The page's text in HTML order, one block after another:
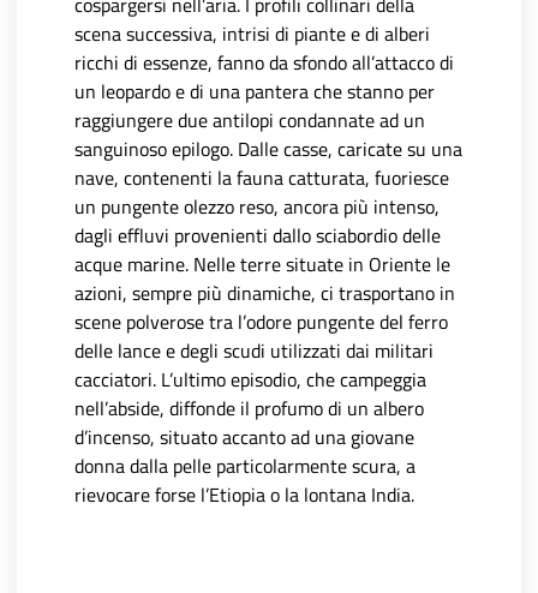
scena successiva, intrisi di piante e di alberi
ricchi di essenze, fanno da sfondo all’attacco di
un leopardo e di una pantera che stanno per
raggiungere due antilopi condannate ad un
sanguinoso epilogo. Dalle casse, caricate su una
nave, contenenti la fauna catturata, fuoriesce
un pungente olezzo reso, ancora più intenso,
dagli effluvi provenienti dallo sciabordio delle
acque marine. Nelle terre situate in Oriente le
azioni, sempre più dinamiche, ci trasportano in
scene polverose tra l’odore pungente del ferro
delle lance e degli scudi utilizzati dai militari
cacciatori. L’ultimo episodio, che campeggia
nell’abside, diffonde il profumo di un albero
d’incenso, situato accanto ad una giovane
donna dalla pelle particolarmente scura, a
rievocare forse l’Etiopia o la lontana India.